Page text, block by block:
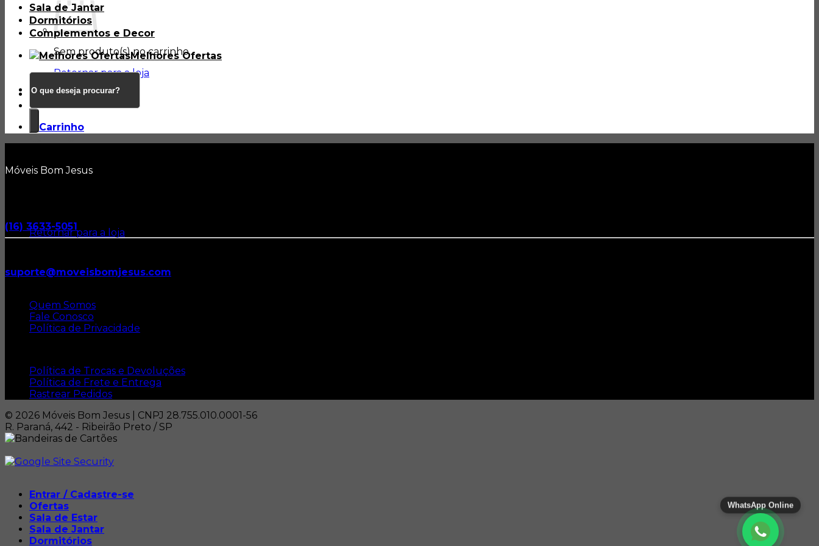
Sem produto(s) no carrinho.
Retornar para a loja
Retornar para a loja
Sala de Jantar
Dormitórios
Complementos e Decor
Melhores Ofertas
Pesquisar
por:
Móveis Bom Jesus
(16) 3633-5051
suporte@moveisbomjesus.com
Quem Somos
Fale Conosco
Política de Privacidade
Política de Trocas e Devoluções
Política de Frete e Entrega
Rastrear Pedidos
© 2026 Móveis Bom Jesus | CNPJ 28.755.010.0001-56
R. Paraná, 442 - Ribeirão Preto / SP
Entrar / Cadastre-se
Ofertas
Sala de Estar
Sala de Jantar
Dormitórios
WhatsApp Online